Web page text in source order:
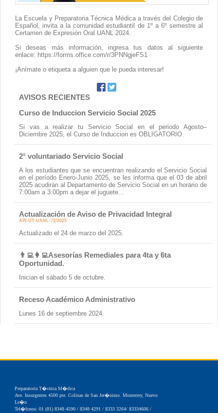
La Escuela y Preparatoria Técnica Médica a través del Colegio de
Español, invita a la comunidad estudiantil de 1º a 6º semestre al
Certamen de Expresión Oral UANL 2024.
Si deseas más información, ingresa tus datos al siguiente
enlace: https://forms.office.com/r/3PNNgjeFS1
¡Anímate o etiqueta a alguien que le pueda interesar!
AVISOS RECIENTES
Curso de Induccion Servicio Social 2025
Si vas a realizar tu Servicio Social en el periodo Agosto–
Diciembre 2025, el Curso de Induccion es OBLIGATORIO.
2° voluntariado Servicio Social
A los estudiantes que se encuentran realizando el Servicio Social
en el período Enero-Junio 2025, se les informa que el 03 de abril
2025 acudirán al Departamento de Servicio Social en un horario de
7:00am a 3:00pm a dejar el juguete...
Actualización de Aviso de Privacidad Integral
API-UT-UANL-72/2025
Actualizado el 24 de marzo del 2025.
👨‍💻👩‍💻Asesorías Remediales para 4ta y 6ta
Oportunidad.
Inician el sábado 5 de octubre.
Receso Académico Administrativo
Lunes 16 de septiembre 2024.
Preparatoria T�cnica M�dica
Ave. Insurgentes 4500 pte. Colinas de San Jer�nimo. Monterrey, Nuevo
Le�n
Tel�fonos: 01 (81) 8348 4590 / 8348 4291 / 8333 3264/ 83334606 /